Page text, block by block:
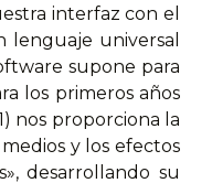
interfaz con el
lenguaje universal
supone para
los primeros años
nos proporciona la
y los efectos
desarrollando su